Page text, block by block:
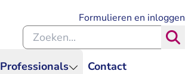
Professionals Contact
Formulieren en inloggen
Zoeken binnen de Rechtspraak